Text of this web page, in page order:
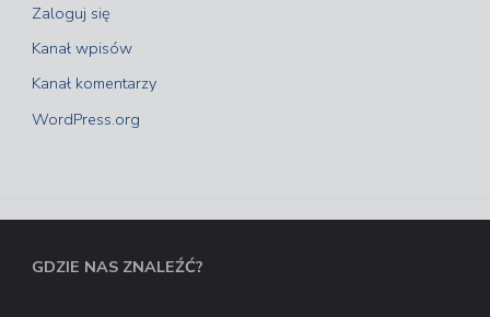
Zaloguj się
Kanał wpisów
Kanał komentarzy
WordPress.org
GDZIE NAS ZNALEŹĆ?